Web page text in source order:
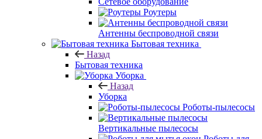
Роутеры
Антенны беспроводной связи
Бытовая техника
Назад
Бытовая техника
Уборка
Назад
Уборка
Роботы-пылесосы
Вертикальные пылесосы